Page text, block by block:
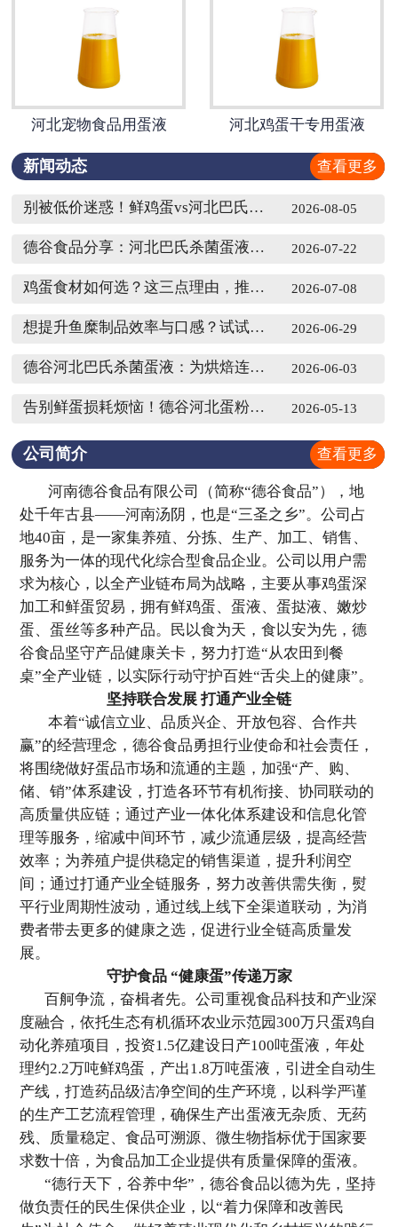
河北宠物食品用蛋液 河北鸡蛋干专用蛋液
新闻动态 查看更多
2026-08-05
别被低价迷惑！鲜鸡蛋vs河北巴氏杀菌蛋液，哪种更省钱？
2026-07-22
德谷食品分享：河北巴氏杀菌蛋液与鲜鸡蛋，食品生产该如何选？
2026-07-08
鸡蛋食材如何选？这三点理由，推荐食品工厂使用德谷河北巴氏杀菌蛋液
2026-06-29
想提升鱼糜制品效率与口感？试试德谷河北巴氏杀菌蛋液
2026-06-03
德谷河北巴氏杀菌蛋液：为烘焙连锁提供稳定安全便捷解决方案
2026-05-13
告别鲜蛋损耗烦恼！德谷河北蛋粉覆盖多场景，规模化生产选它更省心
公司简介 查看更多
河南德谷食品有限公司（简称“德谷食品”），地
处千年古县——河南汤阴，也是“三圣之乡”。公司占
地40亩，是一家集养殖、分拣、生产、加工、销售、
服务为一体的现代化综合型食品企业。公司以用户需
求为核心，以全产业链布局为战略，主要从事鸡蛋深
加工和鲜蛋贸易，拥有鲜鸡蛋、蛋液、蛋挞液、嫩炒
蛋、蛋丝等多种产品。民以食为天，食以安为先，德
谷食品坚守产品健康关卡，努力打造“从农田到餐
桌”全产业链，以实际行动守护百姓“舌尖上的健康”。
坚持联合发展 打通产业全链
本着“诚信立业、品质兴企、开放包容、合作共
赢”的经营理念，德谷食品勇担行业使命和社会责任，
将围绕做好蛋品市场和流通的主题，加强“产、购、
储、销”体系建设，打造各环节有机衔接、协同联动的
高质量供应链；通过产业一体化体系建设和信息化管
理等服务，缩减中间环节，减少流通层级，提高经营
效率；为养殖户提供稳定的销售渠道，提升利润空
间；通过打通产业全链服务，努力改善供需失衡，熨
平行业周期性波动，通过线上线下全渠道联动，为消
费者带去更多的健康之选，促进行业全链高质量发
展。
守护食品 “健康蛋”传递万家
百舸争流，奋楫者先。公司重视食品科技和产业深
度融合，依托生态有机循环农业示范园300万只蛋鸡自
动化养殖项目，投资1.5亿建设日产100吨蛋液，年处
理约2.2万吨鲜鸡蛋，产出1.8万吨蛋液，引进全自动生
产线，打造药品级洁净空间的生产环境，以科学严谨
的生产工艺流程管理，确保生产出蛋液无杂质、无药
残、质量稳定、食品可溯源、微生物指标优于国家要
求数十倍，为食品加工企业提供有质量保障的蛋液。
“德行天下，谷养中华”，德谷食品以德为先，坚持
做负责任的民生保供企业，以“着力保障和改善民